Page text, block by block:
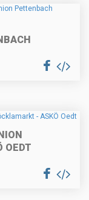
OEDT